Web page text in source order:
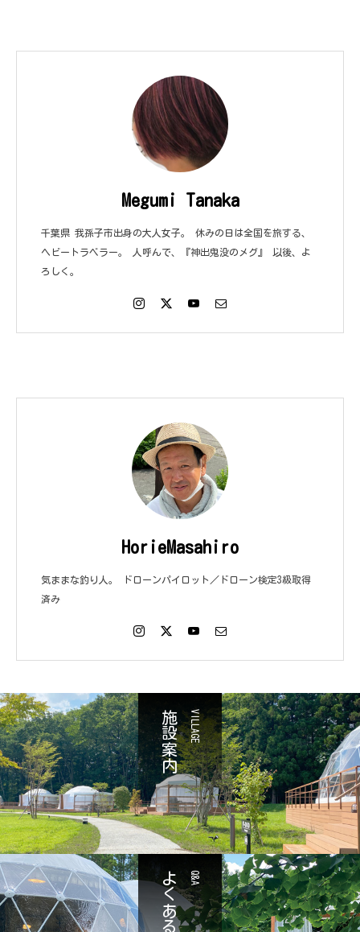
Megumi Tanaka
千葉県 我孫子市出身の大人女子。 休みの日は全国を旅する、
ヘビートラベラー。 人呼んで、『神出鬼没のメグ』 以後、よ
ろしく。
HorieMasahiro
気ままな釣り人。 ドローンパイロット／ドローン検定3級取得
済み
VILLAGE
施設案内
Q&A